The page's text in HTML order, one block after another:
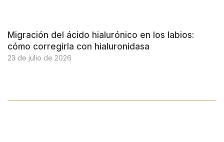
Migración del ácido hialurónico en los labios:
cómo corregirla con hialuronidasa
23 de julio de 2026